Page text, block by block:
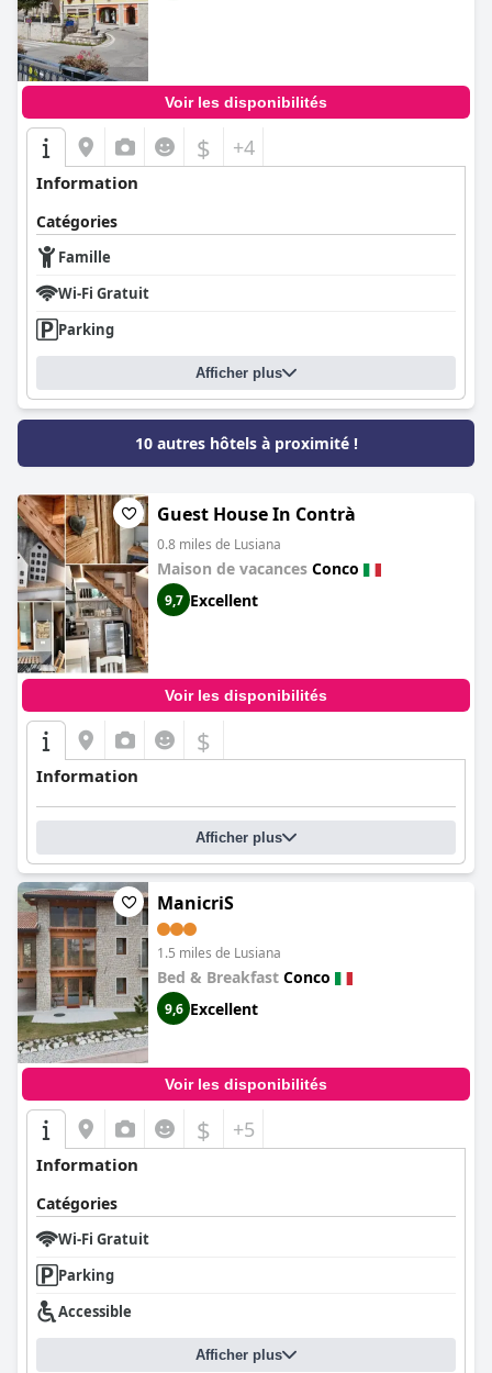
Voir les disponibilités
$ +4
Information
Catégories
Famille
Wi-Fi Gratuit
Parking
Afficher plus
10 autres hôtels à proximité !
Guest House In Contrà
0.8 miles de Lusiana
Maison de vacances Conco
9,7 Excellent
Voir les disponibilités
$
Information
Afficher plus
ManicriS
1.5 miles de Lusiana
Bed & Breakfast Conco
9,6 Excellent
Voir les disponibilités
$ +5
Information
Catégories
Wi-Fi Gratuit
Parking
Accessible
Afficher plus